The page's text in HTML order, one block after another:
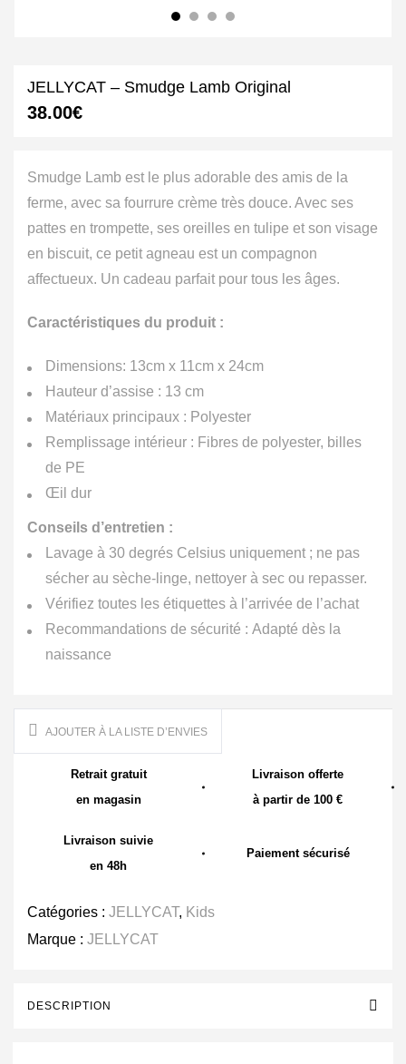
JELLYCAT – Smudge Lamb Original
38.00€
Smudge Lamb est le plus adorable des amis de la
ferme, avec sa fourrure crème très douce. Avec ses
pattes en trompette, ses oreilles en tulipe et son visage
en biscuit, ce petit agneau est un compagnon
affectueux. Un cadeau parfait pour tous les âges.
Caractéristiques du produit :
Dimensions: 13cm x 11cm x 24cm
Hauteur d’assise : 13 cm
Matériaux principaux : Polyester
Remplissage intérieur : Fibres de polyester, billes
de PE
Œil dur
Conseils d’entretien :
Lavage à 30 degrés Celsius uniquement ; ne pas
sécher au sèche-linge, nettoyer à sec ou repasser.
Vérifiez toutes les étiquettes à l’arrivée de l’achat
Recommandations de sécurité : Adapté dès la
naissance
AJOUTER À LA LISTE D’ENVIES
Retrait gratuit
en magasin
Livraison offerte
à partir de 100 €
Livraison suivie
en 48h
Paiement sécurisé
Catégories : JELLYCAT, Kids
Marque : JELLYCAT
DESCRIPTION